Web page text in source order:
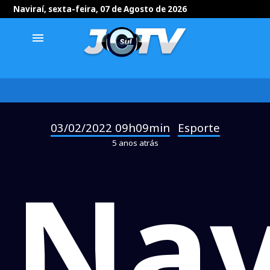
Naviraí, sexta-feira, 07 de Agosto de 2026
menu
03/02/2022 09h09min Esporte
5 anos atrás